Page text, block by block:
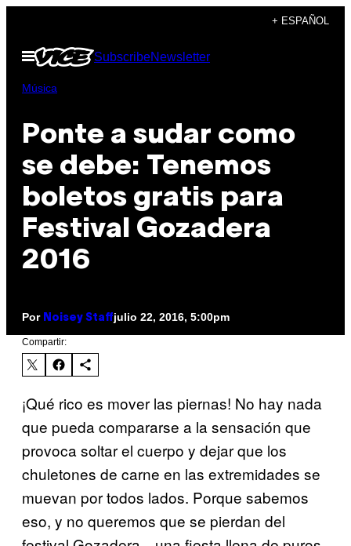
contenido
+ ESPAÑOL
Abrir
Menú
SubscribeNewsletter
Música
Ponte a sudar como
se debe: Tenemos
boletos gratis para
Festival Gozadera
2016
Por Noisey Staffjulio 22, 2016, 5:00pm
Compartir:
¡Qué rico es mover las piernas! No hay nada
que pueda compararse a la sensación que
provoca soltar el cuerpo y dejar que los
chuletones de carne en las extremidades se
muevan por todos lados. Porque sabemos
eso, y no queremos que se pierdan del